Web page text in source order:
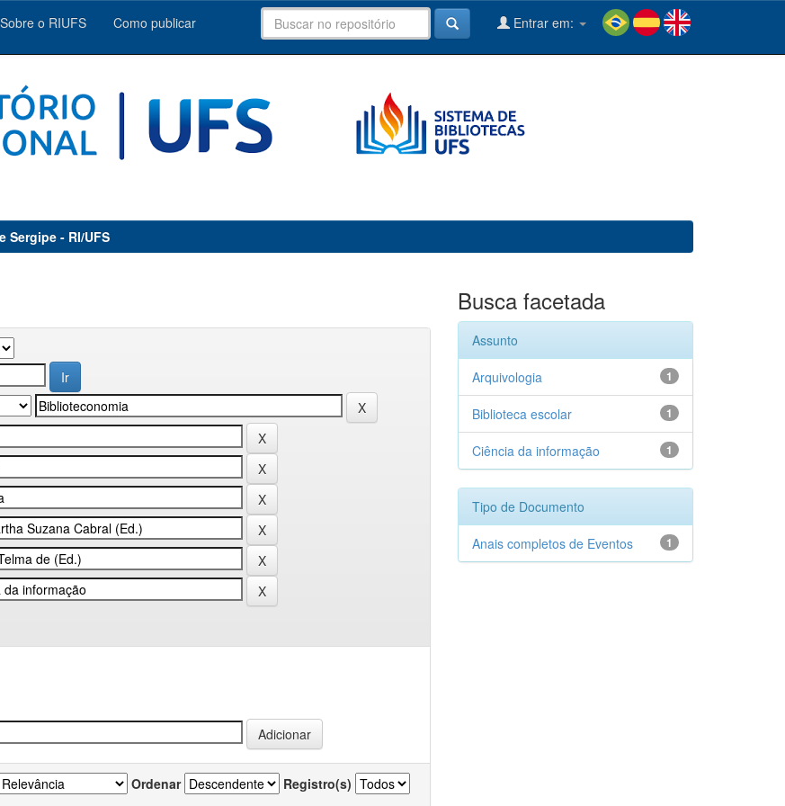
Sobre o RIUFS Como publicar Entrar em:
- RI/UFS
Ordenar Registro(s)
Busca facetada
Assunto
1
Arquivologia
1
Biblioteca escolar
1
Ciência da informação
Tipo de Documento
1
Anais completos de Eventos